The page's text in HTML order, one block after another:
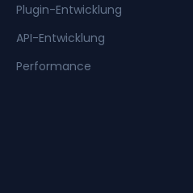
Plugin-Entwicklung
API-Entwicklung
Performance